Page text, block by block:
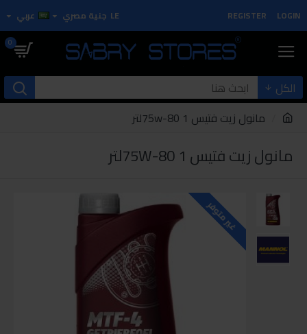
LOGIN
REGISTER
LE جنية مصري عربي
0
الكل
مانول زيت فتيس 75w-80 1لتر
مانول زيت فتيس 75W-80 1لتر
غير متوفر